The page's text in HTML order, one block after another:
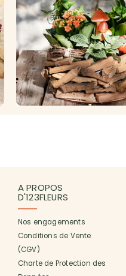
A PROPOS
D'123FLEURS
Nos engagements
Conditions de Vente
(CGV)
Charte de Protection des